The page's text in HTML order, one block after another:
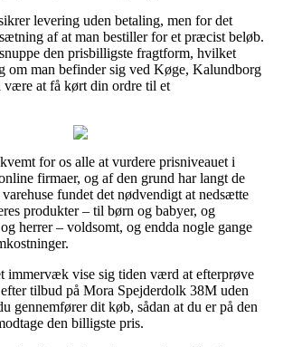
levering uden betaling, men for det
af at man bestiller for et præcist beløb.
den prisbilligste fragtform, hvilket
om man befinder sig ved Køge, Kalundborg
at få kørt din ordre til et
for os alle at vurdere prisniveauet i
firmaer, og af den grund har langt de
fundet det nødvendigt at nedsætte
produkter – til børn og babyer, og
herrer – voldsomt, og endda nogle gange
immervæk vise sig tiden værd at efterprøve
tilbud på Mora Spejderdolk 38M uden
gennemfører dit køb, sådan at du er på den
den billigste pris.